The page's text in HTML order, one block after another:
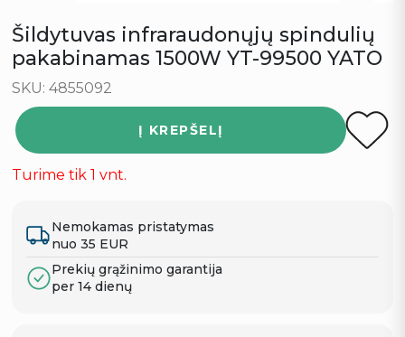
Šildytuvas infraraudonųjų spindulių
pakabinamas 1500W YT-99500 YATO
SKU: 4855092
Į KREPŠELĮ
Turime tik 1 vnt.
Nemokamas pristatymas
nuo 35 EUR
Prekių grąžinimo garantija
per 14 dienų